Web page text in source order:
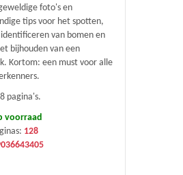
foto's en
tips voor het spotten,
van bomen en
bijhouden van een
Kortom: een must voor alle
pagina's.
voorraad
128